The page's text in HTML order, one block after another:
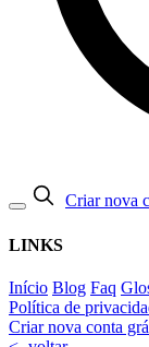
Criar nova
LINKS
Início Blog Faq
Política de
Criar nova conta